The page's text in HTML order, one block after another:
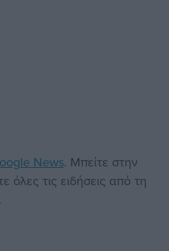
News. Μπείτε στην
όλες τις ειδήσεις από τη